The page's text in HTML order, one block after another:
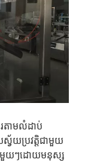
តាមលំដាប់
យប្រវត្តិជាមួយ
មួយៗដោយមនុស្ស